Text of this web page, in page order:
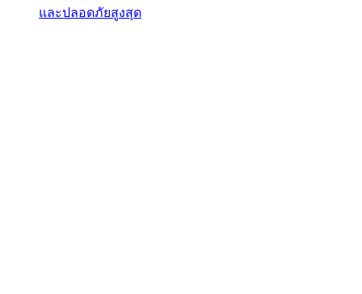
และปลอดภัยสูงสุด